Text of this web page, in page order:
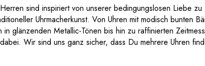
sind inspiriert von unserer bedingungslosen Liebe
Uhrmacherkunst. Von Uhren mit modisch bunten
glänzenden Metallic-Tönen bis hin zu raffinierten
Wir sind uns ganz sicher, dass Du mehrere Uhren